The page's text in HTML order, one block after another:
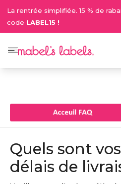
La rentrée simplifiée. 15 % de
code LABEL15 !